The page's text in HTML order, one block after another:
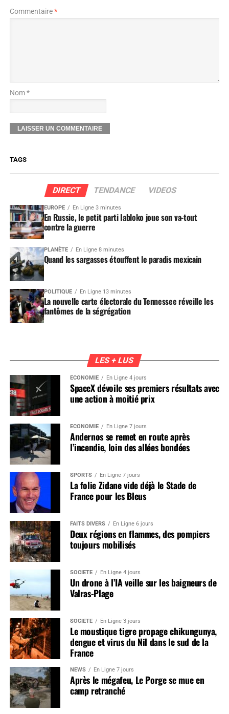
Commentaire*
Nom *
TAGS
DIRECT TENDANCE VIDEOS
EUROPE En Ligne 3 minutes
En Russie, le petit parti Iabloko joue son va-tout
contre la guerre
PLANÈTE En Ligne 8 minutes
Quand les sargasses étouffent le paradis mexicain
POLITIQUE En Ligne 13 minutes
La nouvelle carte électorale du Tennessee réveille les
fantômes de la ségrégation
LES + LUS
ÉCONOMIE En Ligne 4 jours
SpaceX dévoile ses premiers résultats avec
une action à moitié prix
ÉCONOMIE En Ligne 7 jours
Andernos se remet en route après
l’incendie, loin des allées bondées
SPORTS En Ligne 7 jours
La folie Zidane vide déjà le Stade de
France pour les Bleus
FAITS DIVERS En Ligne 6 jours
Deux régions en flammes, des pompiers
toujours mobilisés
SOCIÉTÉ En Ligne 4 jours
Un drone à l’IA veille sur les baigneurs de
Valras-Plage
SOCIÉTÉ En Ligne 3 jours
Le moustique tigre propage chikungunya,
dengue et virus du Nil dans le sud de la
France
NEWS En Ligne 7 jours
Après le mégafeu, Le Porge se mue en
camp retranché